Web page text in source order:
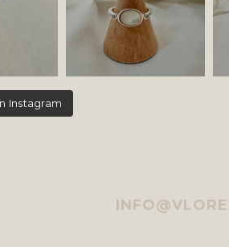
Instagram